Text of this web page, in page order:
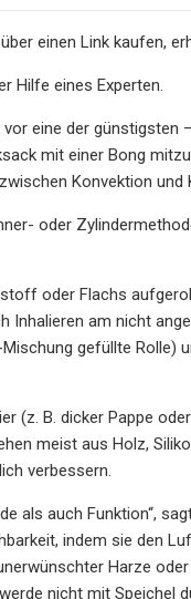
einen Link kaufen,
Hilfe eines Experten.
eine der günstigsten
mit einer Bong
Konvektion und
oder
oder Flachs
am nicht
gefüllte Rolle)
(z. B. dicker Pappe
meist aus Holz,
verbessern.
auch Funktion“,
indem sie den
Harze
nicht mit Speichel